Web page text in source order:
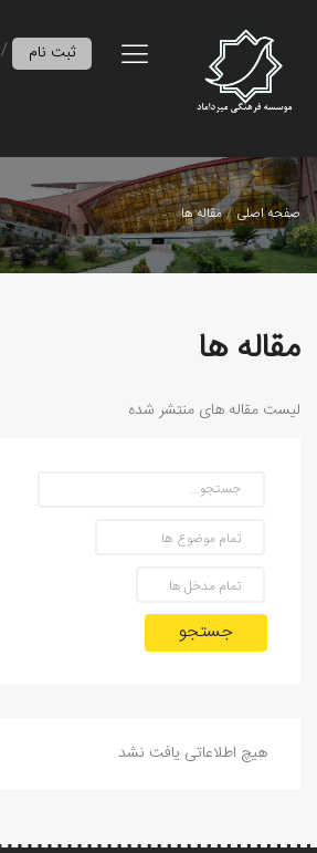
/ ثبت نام
صفحه اصلی مقاله ها
مقاله ها
لیست مقاله های منتشر شده
جستجو
هیچ اطلاعاتی یافت نشد